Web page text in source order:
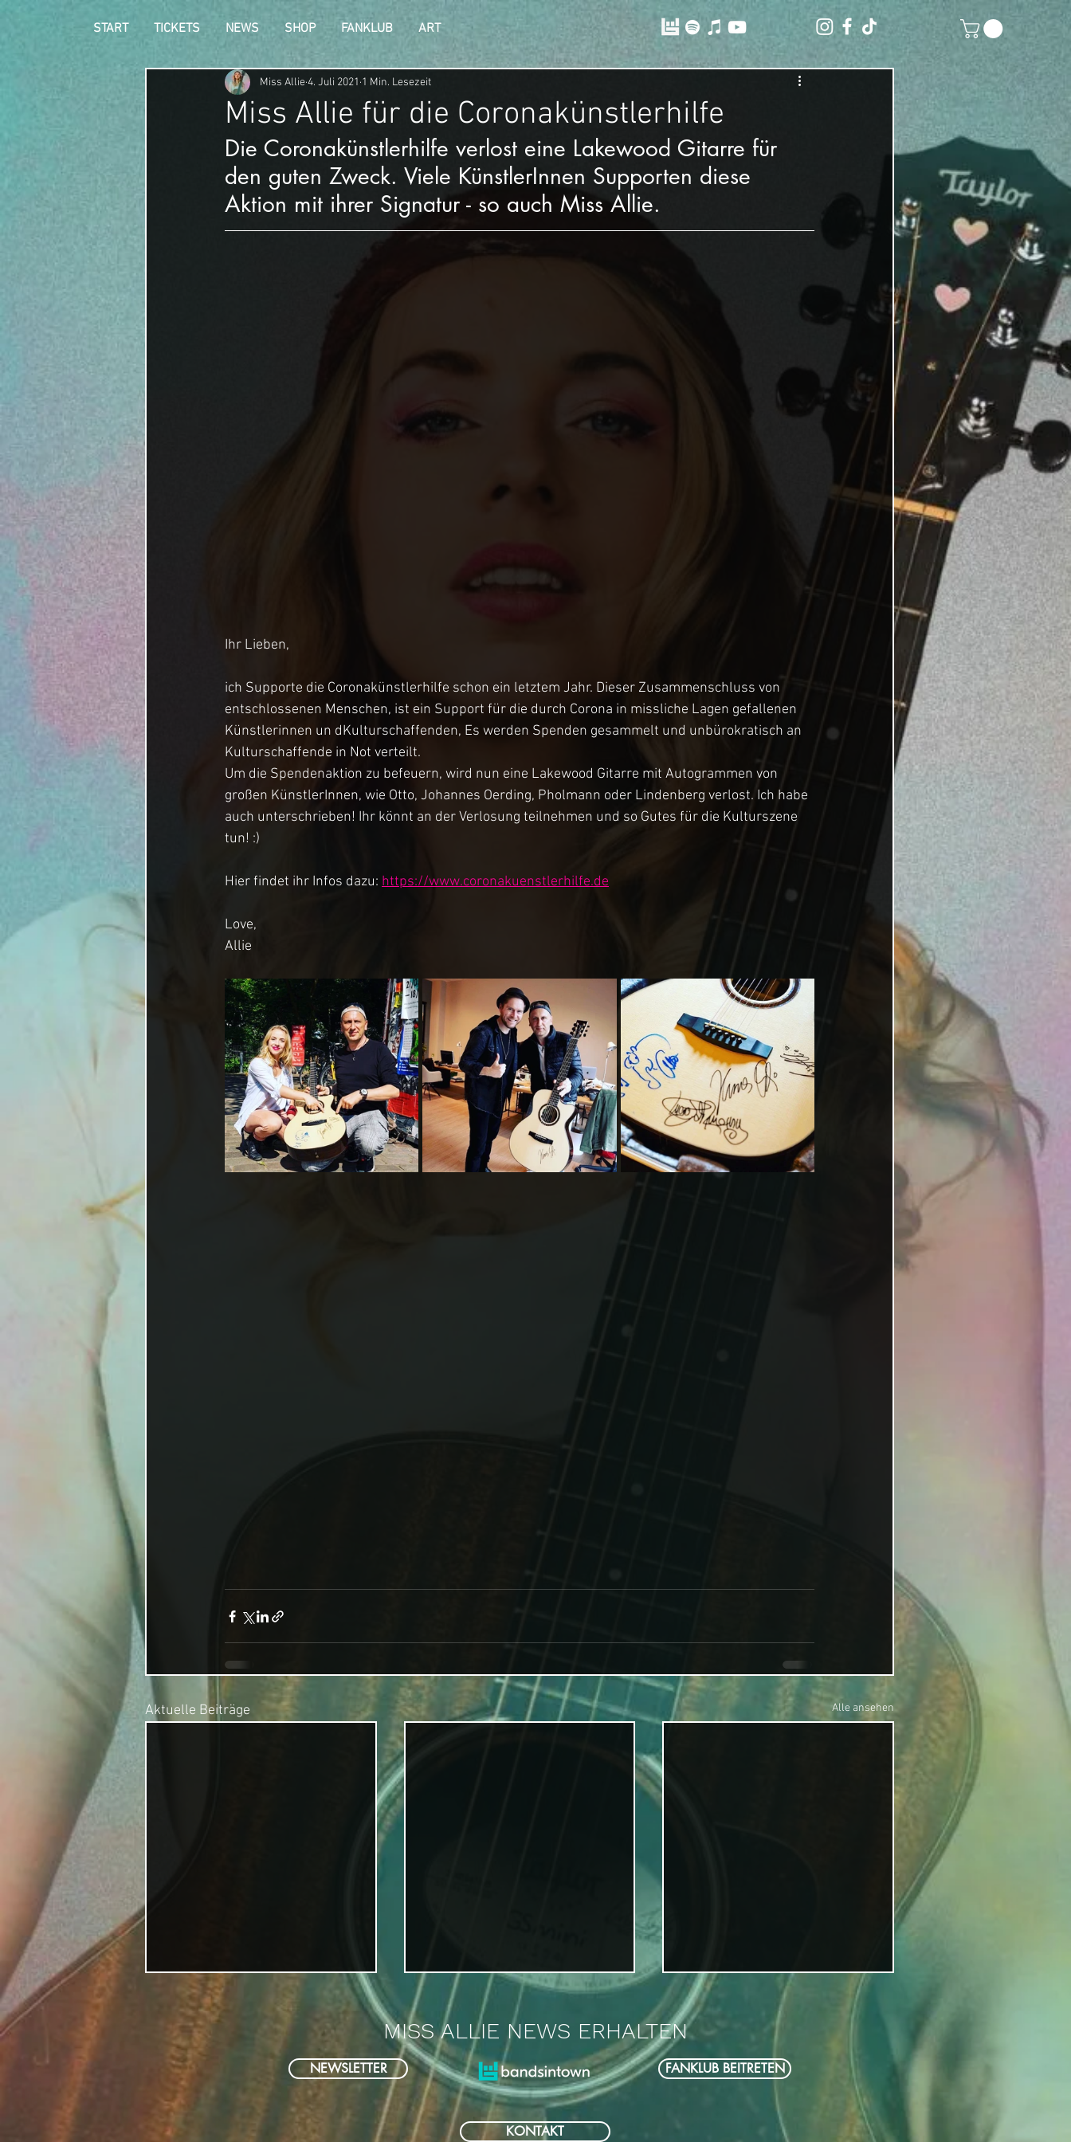
START TICKETS NEWS SHOP FANKLUB ART
Miss Allie für die Coronakünstlerhilfe
Miss Allie4. Juli 2021 1 Min. Lesezeit
Die Coronakünstlerhilfe verlost eine Lakewood Gitarre für
den guten Zweck. Viele KünstlerInnen Supporten diese
Aktion mit ihrer Signatur - so auch Miss Allie.
Ihr Lieben,
ich Supporte die Coronakünstlerhilfe schon ein letztem Jahr. Dieser Zusammenschluss von
entschlossenen Menschen, ist ein Support für die durch Corona in missliche Lagen gefallenen
Künstlerinnen un dKulturschaffenden, Es werden Spenden gesammelt und unbürokratisch an
Kulturschaffende in Not verteilt.
Um die Spendenaktion zu befeuern, wird nun eine Lakewood Gitarre mit Autogrammen von
großen KünstlerInnen, wie Otto, Johannes Oerding, Pholmann oder Lindenberg verlost. Ich habe
auch unterschrieben! Ihr könnt an der Verlosung teilnehmen und so Gutes für die Kulturszene
tun! :)
Hier findet ihr Infos dazu: https://www.coronakuenstlerhilfe.de
Love,
Allie
Aktuelle Beiträge Alle ansehen
Miss Allies Jahresrückblick
Miss Allie verlängert ihre Tour
Das neue Miss Allie Album ist
MISS ALLIE NEWS ERHALTEN
NEWSLETTER FANKLUB BEITRETEN
KONTAKT